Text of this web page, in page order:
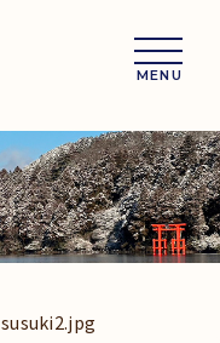
MENU
susuki2.jpg